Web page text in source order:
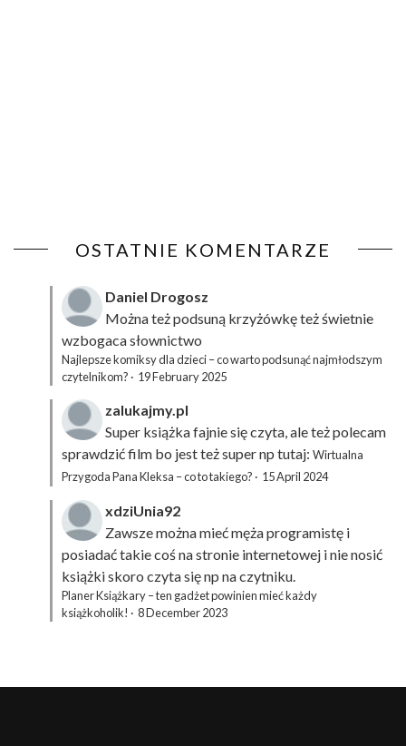
OSTATNIE KOMENTARZE
Daniel Drogosz
Można też podsuną krzyżówkęteż świetnie
wzbogaca słownictwo
Najlepsze komiksy dla dzieci – co warto podsunąć najmłodszym
czytelnikom? · 19 February 2025
zalukajmy.pl
Super książka fajnie się czyta, ale też polecam
sprawdzić film bo jest też super np tutaj: Wirtualna
Przygoda Pana Kleksa – co to takiego? · 15 April 2024
xdziUnia92
Zawsze można mieć męża programistę i
posiadać takie coś na stronie internetowej i nie nosić
książki skoro czyta się np na czytniku.
Planer Książkary – ten gadżet powinien mieć każdy
książkoholik! · 8 December 2023